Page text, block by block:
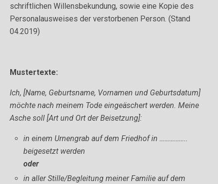
schriftlichen Willensbekundung, sowie eine Kopie des
Personalausweises der verstorbenen Person. (Stand
04.2019)
Mustertexte:
Ich, [Name, Geburtsname, Vornamen und Geburtsdatum]
möchte nach meinem Tode eingeäschert werden. Meine
Asche soll [Art und Ort der Beisetzung]:
in einem Urnengrab auf dem Friedhof in ……………..
beigesetzt werden
oder
in aller Stille/Begleitung meiner Familie auf dem